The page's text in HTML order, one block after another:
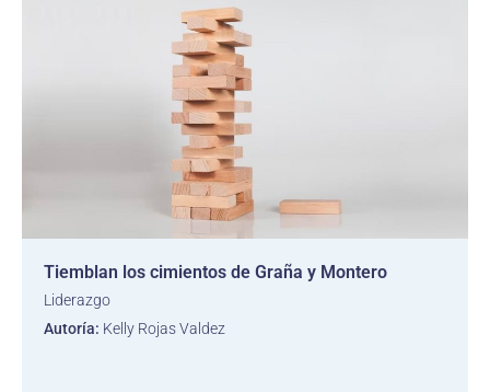
Tiemblan los cimientos de Graña y Montero
Liderazgo
Autoría: Kelly Rojas Valdez